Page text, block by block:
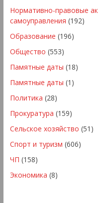
Нормативно-правовые
самоуправления (192)
Образование (196)
Общество (553)
Памятные даты (18)
Памятные даты (1)
Политика (28)
Прокуратура (159)
Сельское хозяйство (51)
Спорт и туризм (606)
ЧП (158)
Экономика (8)